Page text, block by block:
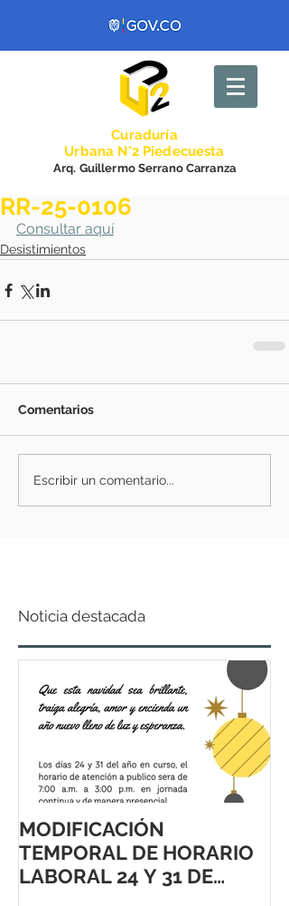
Curaduría
Urbana N°2 Piedecuesta
Arq. Guillermo Serrano Carranza
RR-25-0106
Consultar aquí
Desistimientos
Comentarios
Escribir un comentario...
Noticia destacada
MODIFICACIÓN
TEMPORAL DE HORARIO
LABORAL 24 Y 31 DE